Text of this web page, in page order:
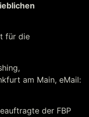
für die
am Main, eMail:
der FBP